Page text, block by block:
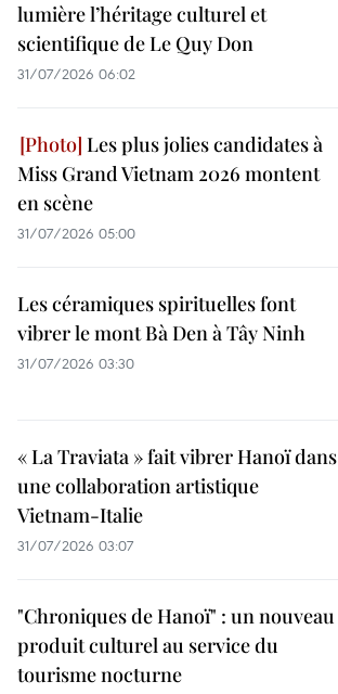
lumière l’héritage culturel et
scientifique de Le Quy Don
31/07/2026 06:02
Les plus jolies candidates à
Miss Grand Vietnam 2026 montent
en scène
31/07/2026 05:00
Les céramiques spirituelles font
vibrer le mont Bà Den à Tây Ninh
31/07/2026 03:30
« La Traviata » fait vibrer Hanoï dans
une collaboration artistique
Vietnam-Italie
31/07/2026 03:07
"Chroniques de Hanoï" : un nouveau
produit culturel au service du
tourisme nocturne